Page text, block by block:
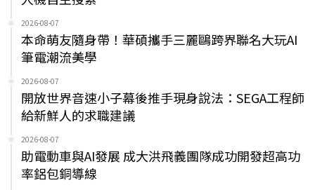
2026-08-07
本命萌友隨身帶！華碩攜手三麗鷗跨界聯名大玩AI
筆電潮流美學
2026-08-07
開放世界音速小子幕後推手現身說法：SEGA工程師
給新鮮人的求職建議
2026-08-07
助電動車與AI發展 成大洪飛義團隊成功開發超高功
率鋁包銅導線